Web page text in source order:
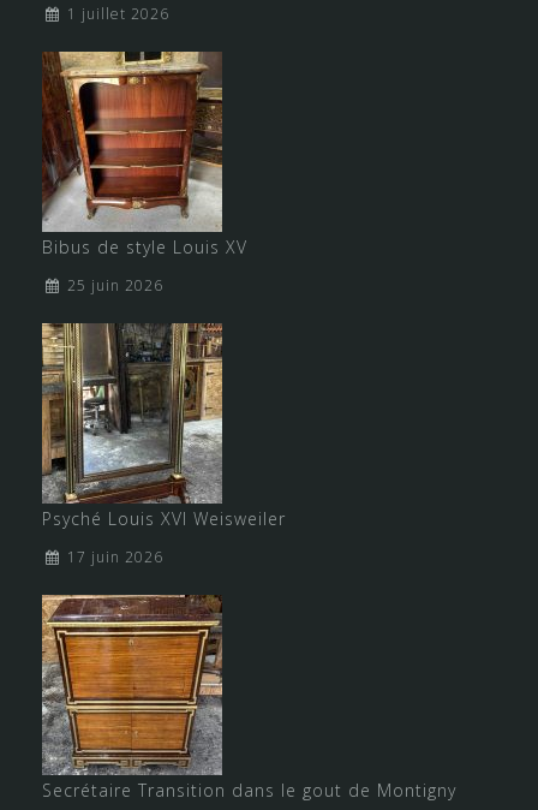
1 juillet 2026
Bibus de style Louis XV
25 juin 2026
Psyché Louis XVI Weisweiler
17 juin 2026
Secrétaire Transition dans le gout de Montigny